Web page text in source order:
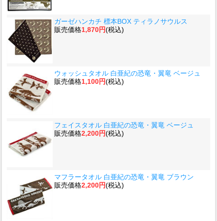
ガーゼハンカチ 標本BOX ティラノサウルス
販売価格1,870円(税込)
ウォッシュタオル 白亜紀の恐竜・翼竜 ベージュ
販売価格1,100円(税込)
フェイスタオル 白亜紀の恐竜・翼竜 ベージュ
販売価格2,200円(税込)
マフラータオル 白亜紀の恐竜・翼竜 ブラウン
販売価格2,200円(税込)